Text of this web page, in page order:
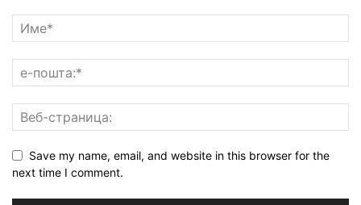
Save my name, email, and website in this browser for the
next time I comment.